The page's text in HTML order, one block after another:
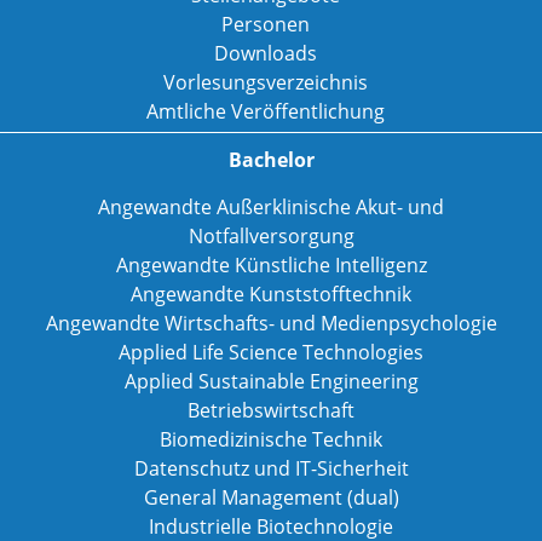
Personen
Downloads
Vorlesungsverzeichnis
Amtliche Veröffentlichung
Bachelor
Angewandte Außerklinische Akut- und
Notfallversorgung
Angewandte Künstliche Intelligenz
Angewandte Kunststofftechnik
Angewandte Wirtschafts- und Medienpsychologie
Applied Life Science Technologies
Applied Sustainable Engineering
Betriebswirtschaft
Biomedizinische Technik
Datenschutz und IT-Sicherheit
General Management (dual)
Industrielle Biotechnologie